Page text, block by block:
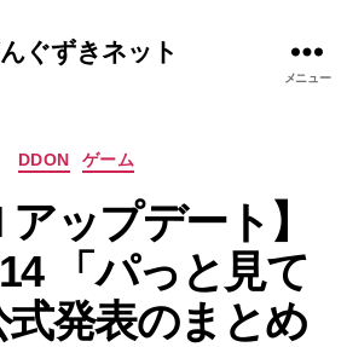
ぐずきネット
メニュー
カ
ゴ
リ
DDON ゲーム
アップデート】
「パっと見て
発表のまとめ